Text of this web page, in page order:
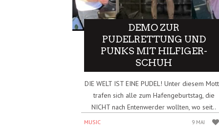
DEMO ZUR
PUDELRETTUNG UND
PUNKS MIT HILFIGER-
SCHUH
DIE WELT IST EINE PUDEL! Unter diesem
trafen sich alle zum Hafengeburtstag, die
NICHT nach Entenwerder wollten, wo seit..
MUSIC 9 MAI